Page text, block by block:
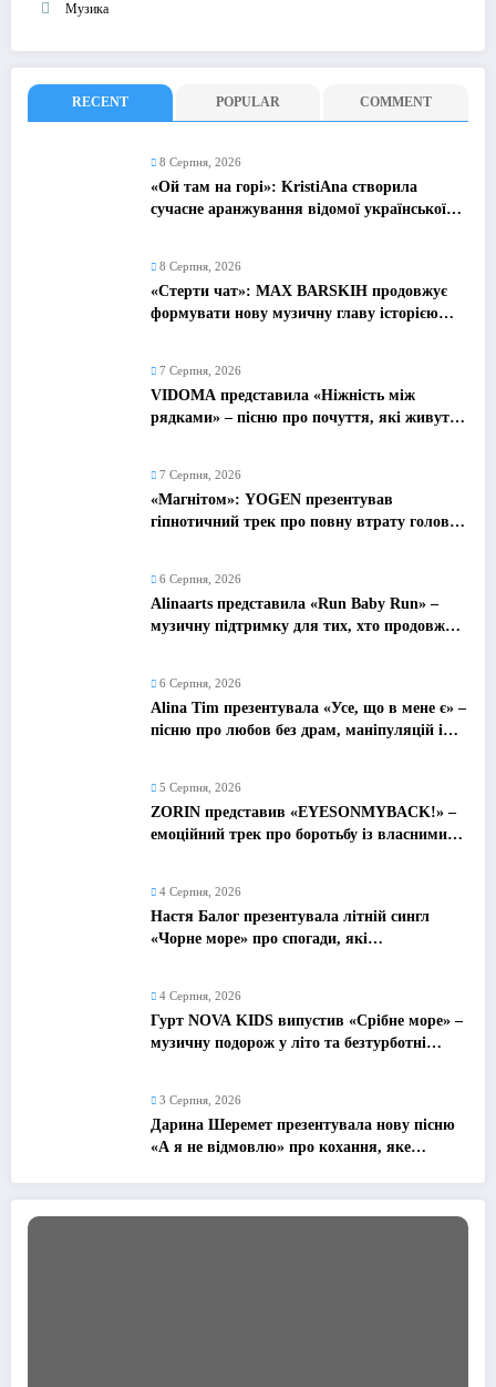
Музика
RECENT POPULAR COMMENT
8 Серпня, 2026
«Ой там на горі»: KristiAna створила
сучасне аранжування відомої української
8 Серпня, 2026
«Стерти чат»: MAX BARSKIH продовжує
формувати нову музичну главу історією
7 Серпня, 2026
VIDOMA представила «Ніжність між
рядками» – пісню про почуття, які живуть
7 Серпня, 2026
«Магнітом»: YOGEN презентував
гіпнотичний трек про повну втрату голови
6 Серпня, 2026
Alinaarts представила «Run Baby Run» –
музичну підтримку для тих, хто продовжує
6 Серпня, 2026
Alina Tim презентувала «Усе, що в мене є» –
пісню про любов без драм, маніпуляцій і
5 Серпня, 2026
ZORIN представив «EYESONMYBACK!» –
емоційний трек про боротьбу із власними
4 Серпня, 2026
Настя Балог презентувала літній сингл
«Чорне море» про спогади, які
4 Серпня, 2026
Гурт NOVA KIDS випустив «Срібне море» –
музичну подорож у літо та безтурботні
3 Серпня, 2026
Дарина Шеремет презентувала нову пісню
«А я не відмовлю» про кохання, яке